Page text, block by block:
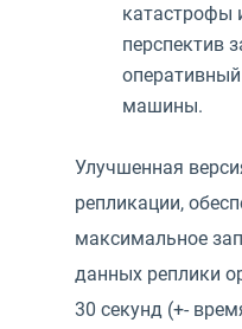
катастрофы
перспектив
машины.
Улучшенная
репликации,
максимальное
данных реплики
30 секунд (+-